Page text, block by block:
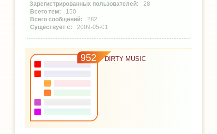
28
150
282
2009-05-01
952 DIRTY MUSIC